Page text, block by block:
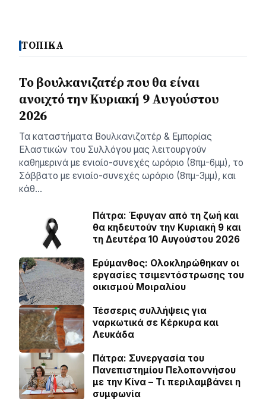
ΤΟΠΙΚΑ
Το βουλκανιζατέρ που θα είναι
ανοιχτό την Κυριακή 9 Αυγούστου
2026
Τα καταστήματα Βουλκανιζατέρ & Εμπορίας
Ελαστικών του Συλλόγου μας λειτουργούν
καθημερινά με ενιαίο-συνεχές ωράριο (8πμ-6μμ), το
Σάββατο με ενιαίο-συνεχές ωράριο (8πμ-3μμ), και
κάθ…
Πάτρα: Έφυγαν από τη ζωή και
θα κηδευτούν την Κυριακή 9 και
τη Δευτέρα 10 Αυγούστου 2026
Ερύμανθος: Ολοκληρώθηκαν οι
εργασίες τσιμεντόστρωσης του
οικισμού Μοιραλίου
Τέσσερις συλλήψεις για
ναρκωτικά σε Κέρκυρα και
Λευκάδα
Πάτρα: Συνεργασία του
Πανεπιστημίου Πελοποννήσου
με την Κίνα – Τι περιλαμβάνει η
συμφωνία